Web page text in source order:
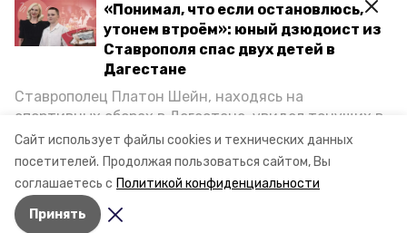
Сайт использует файлы cookies и технических данных
посетителей. Продолжая пользоваться сайтом, Вы
соглашаетесь с Политикой конфиденциальности
Принять
«Понимал, что если остановлюсь,
утонем втроём»: юный дзюдоист из
Ставрополя спас двух детей в
Дагестане
Ставрополец Платон Шейн, находясь на
спортивных сборах в Дегестане, увидел тонущих в
Каспийском море детей и бросился на помощь. По
возвращении домой, отважного мальчика
пригласили в министерство образования края и
наградили. Корреспондент «Победы26» пообщался
с юным героем.
Реконструкцию объектов водоснабжения
проведут на Кавминводах
Историко-краеведческий музей в Михайловске
капитально отремонтируют до конца 2023 года
ставрополь обрушение
Авторы: Юлия Яковенко